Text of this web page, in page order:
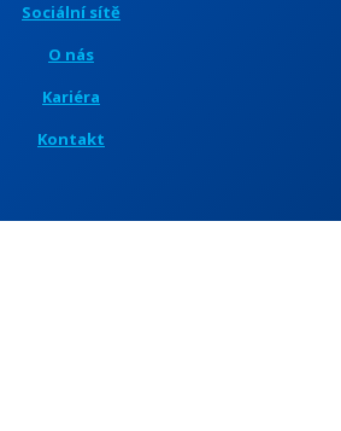
Sociální sítě
O nás
Kariéra
Kontakt